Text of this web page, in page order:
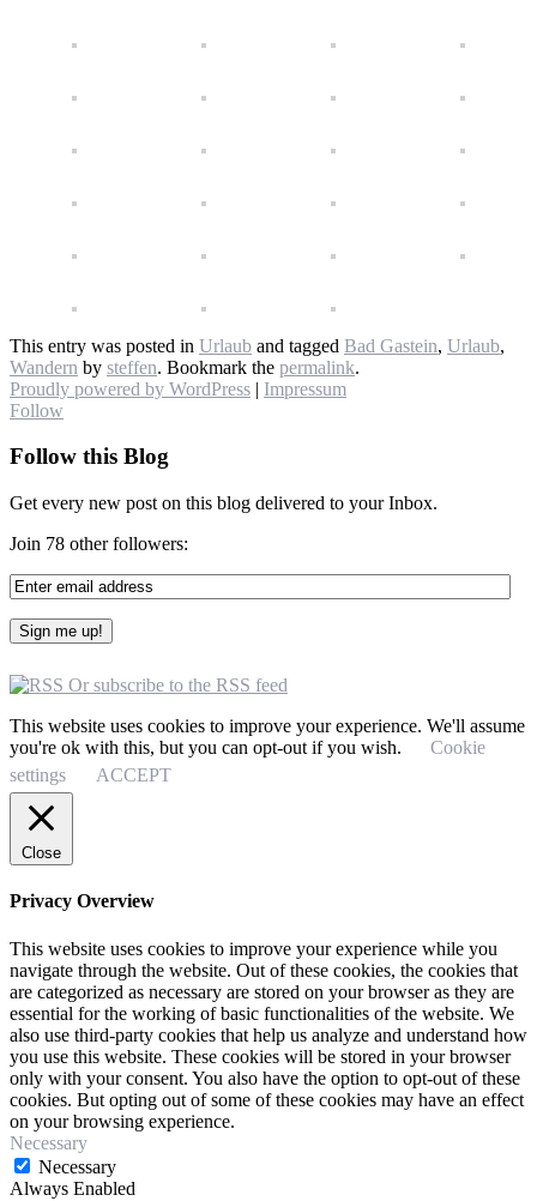
This entry was posted in Urlaub and tagged Bad Gastein, Urlaub,
Wandern by steffen. Bookmark the permalink.
Proudly powered by WordPress | Impressum
Follow
Follow this Blog
Get every new post on this blog delivered to your Inbox.
Join 78 other followers:
Or subscribe to the RSS feed
This website uses cookies to improve your experience. We'll assume
you're ok with this, but you can opt-out if you wish.
Cookie
settings
ACCEPT
Close
Privacy Overview
This website uses cookies to improve your experience while you
navigate through the website. Out of these cookies, the cookies that
are categorized as necessary are stored on your browser as they are
essential for the working of basic functionalities of the website. We
also use third-party cookies that help us analyze and understand how
you use this website. These cookies will be stored in your browser
only with your consent. You also have the option to opt-out of these
cookies. But opting out of some of these cookies may have an effect
on your browsing experience.
Necessary
Necessary
Always Enabled